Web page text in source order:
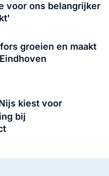
voor ons belangrijker
groeien en maakt
kiest voor
bij